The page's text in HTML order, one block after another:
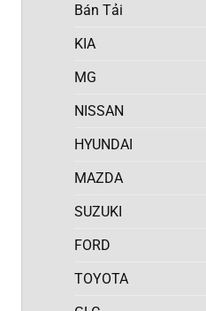
Bán Tải
KIA
MG
NISSAN
HYUNDAI
MAZDA
SUZUKI
FORD
TOYOTA